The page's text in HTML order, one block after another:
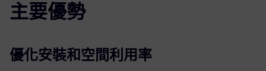
主要優勢
優化安裝和空間利用率